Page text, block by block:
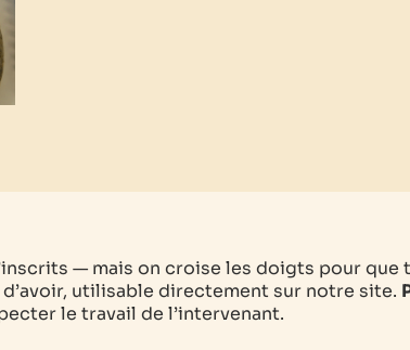
— mais on croise les doigts pour
utilisable directement sur notre site.
le travail de l’intervenant.